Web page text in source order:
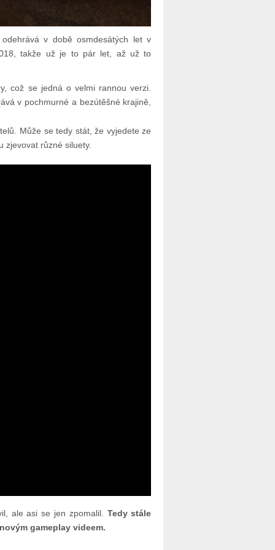
v době osmdesátých let v
takže už je to pár let, až už to
což se jedná o velmi rannou verzi.
v pochmurné a bezútěšné krajině,
Může se tedy stát, že vyjedete ze
zjevovat různé siluety.
ale asi se jen zpomalil. Tedy stále
gameplay videem.